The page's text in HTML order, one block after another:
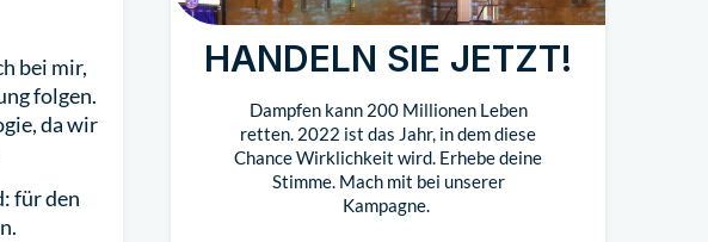
bei mir,
folgen.
da wir
für den
HANDELN SIE JETZT!
Dampfen kann 200 Millionen Leben
retten. 2022 ist das Jahr, in dem diese
Chance Wirklichkeit wird. Erhebe deine
Stimme. Mach mit bei unserer
Kampagne.